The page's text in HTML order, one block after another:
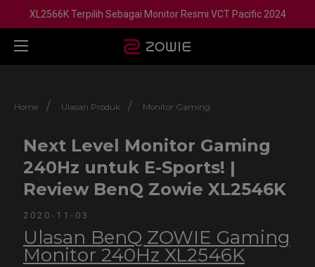
XL2566K Terpilih Sebagai Monitor Resmi VCT Pacific 2024
Home / Ulasan Produk / Monitor Gaming
Next Level Monitor Gaming
240Hz untuk E-Sports! |
Review BenQ Zowie XL2546K
2020-11-03
Ulasan BenQ ZOWIE Gaming
Monitor 240Hz XL2546K